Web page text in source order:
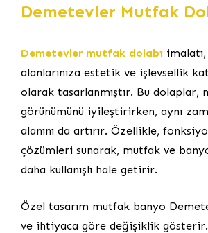
Demetevler Mutfak
Demetevler mutfak dolabı
alanlarınıza estetik ve işlevsellik
olarak tasarlanmıştır. Bu dolaplar,
görünümünü iyileştirirken, aynı
alanını da artırır. Özellikle,
çözümleri sunarak, mutfak ve banyo
daha kullanışlı hale getirir.
Özel tasarım mutfak banyo
ve ihtiyaca göre değişiklik gösterir.